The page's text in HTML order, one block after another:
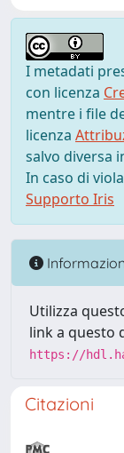
I metadati
con licenza
mentre i file
licenza
salvo diversa
In caso di
Supporto Iris
Utilizza
link a questo
https://
Citazioni